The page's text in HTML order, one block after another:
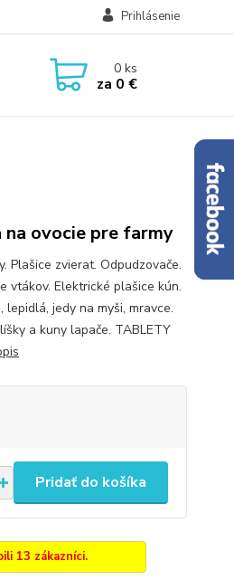
Prihlásenie
0ks
za 0 €
ovocie pre farmy
Plašice zvierat. Odpudzovače.
vtákov. Elektrické plašice kún.
lepidlá, jedy na myši, mravce.
a kuny lapače. TABLETY
Pridať do košíka
13 zákazníci.